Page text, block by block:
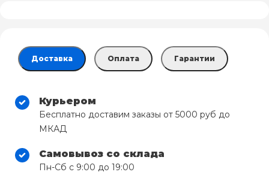
Доставка Оплата Гарантии
Курьером
Бесплатно доставим заказы от 5000 руб до
МКАД
Самовывоз со склада
Пн-Сб с 9:00 до 19:00